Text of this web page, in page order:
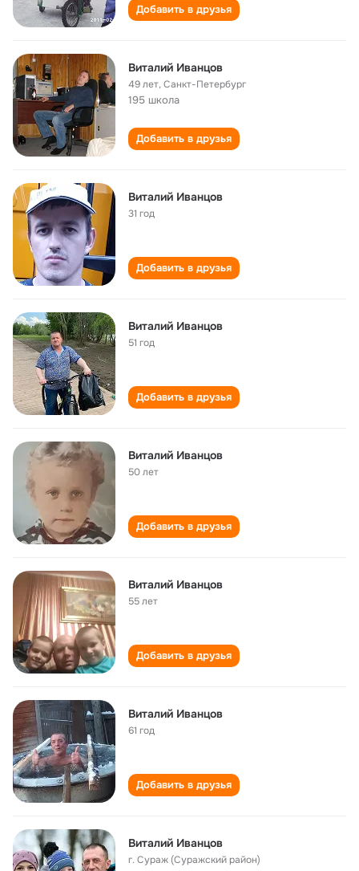
Добавить в друзья
Виталий Иванцов
49 лет,Санкт-Петербург
195 школа
Добавить в друзья
Виталий Иванцов
31 год
Добавить в друзья
Виталий Иванцов
51 год
Добавить в друзья
Виталий Иванцов
50 лет
Добавить в друзья
Виталий Иванцов
55 лет
Добавить в друзья
Виталий Иванцов
61 год
Добавить в друзья
Виталий Иванцов
г. Сураж (Суражский район)